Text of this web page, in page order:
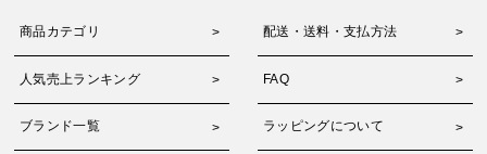
商品カテゴリ 配送・送料・支払方法
人気売上ランキング FAQ
ブランド一覧 ラッピングについて